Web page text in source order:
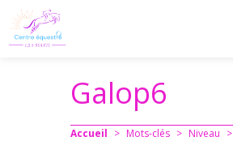
Galop6
Accueil > Mots-clés > Niveau >